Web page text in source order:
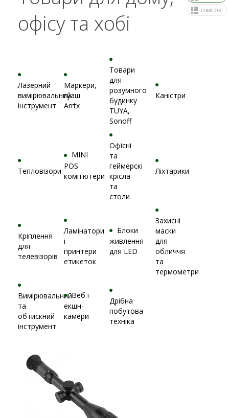
офісу та хобі
список
Лазерний
вимірювальний
інструмент
Маркери,
гуаш
Arrtx
Товари
для
розумного
будинку
TUYA,
Sonoff
Каністри
Тепловізори
MINI
POS
комп'ютери
Офісні
та
геймерскі
крісла
та
столи
Ліхтарики
Кріплення
для
телевізорів
Ламінатори
і
принтери
етикеток
Блоки
живлення
для LED
Захисні
маски
для
обличчя
та
термометри
Вимірювальний
та
обтискний
інструмент
Веб і
екшн-
камери
Дрібна
побутова
техніка